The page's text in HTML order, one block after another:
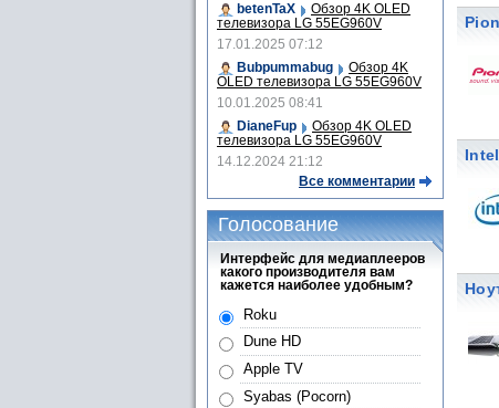
betenTaX
Обзор 4K OLED
телевизора LG 55EG960V
17.01.2025 07:12
Bubpummabug
Обзор 4K
OLED телевизора LG 55EG960V
10.01.2025 08:41
DianeFup
Обзор 4K OLED
телевизора LG 55EG960V
14.12.2024 21:12
Все комментарии
Голосование
Интерфейс для медиаплееров
какого производителя вам
кажется наиболее удобным?
Roku
Dune HD
Apple TV
Syabas (Pocorn)